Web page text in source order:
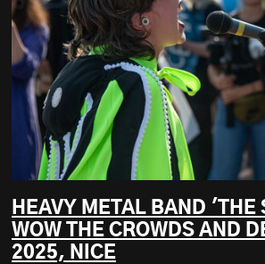
HEAVY METAL BAND 'THE
WOW THE CROWDS AND
2025, NICE